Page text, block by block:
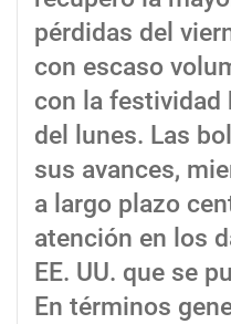
pérdidas del
con escaso
con la festividad
del lunes. Las
sus avances,
a largo plazo
atención en los
EE. UU. que se
En términos